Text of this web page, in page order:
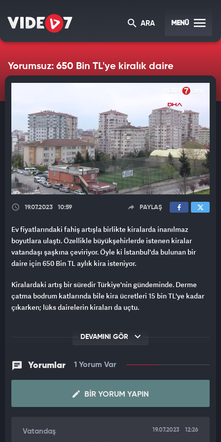
ARA MENÜ
Yorumsuz: 650 Bin TL'ye kiralık daire
19.07.2023 10:59 PAYLAŞ
Ev fiyatlarındaki fahiş artışla birlikte kiralarda inanılmaz
boyutlara ulaştı. Özellikle büyükşehirlerde istenen kiralar
vatandaşı şaşkına çeviriyor. Öyle ki İstanbul'da bulunan bir
daire için 650 Bin TL aylık kira isteniyor.
Kiralardaki artış bir süredir Türkiye'nin gündeminde. Derme
çatma bodrum katlarında bile kira ücretleri 15 bin TL'ye kadar
çıkarken; lüks dairelerin kiraları da uçtu.
isteniyor. İnternette yer alan ilanı görenler ilk başta gözlerine
inanamasa da başka sitelerde de benzer ilanlarla karşılaştı.
4+1 daire için 390 Bin TL ve 300 Bin TL gibi aylık kiralar
TV 100'e konuşan Gayrimenkul Uzmanı Evrim Kırmızıtaş, ilan
DEVAMINI GÖR
Yorumlar 1 Yorum Var
BIR YORUM YAPIN
Vatandaş 19.07.2023 12:26